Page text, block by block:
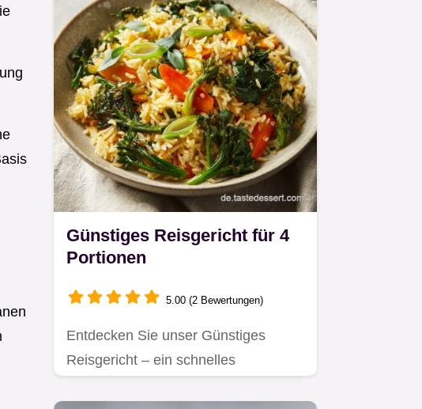
Günstiges Reisgericht für 4
Portionen
5.00 (2 Bewertungen)
Entdecken Sie unser Günstiges
Reisgericht – ein schnelles